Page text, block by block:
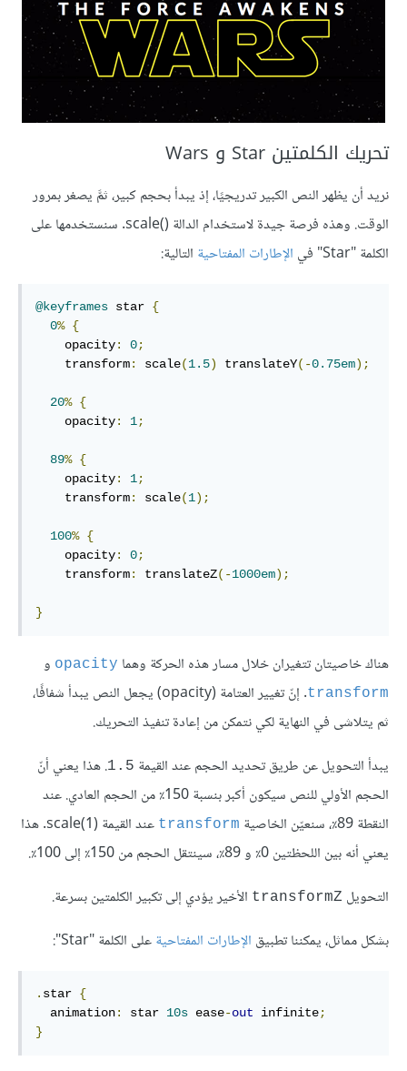
تحريك الكلمتين Star و Wars
نريد أن يظهر النص الكبير تدريجيًا، إذ يبدأ بحجم كبير، ثمَّ يصغر بمرور
الوقت. وهذه فرصة جيدة لاستخدام الدالة scale()
. سنستخدمها على
الكلمة "Star" في
الإطارات المفتاحية التالية:
@keyframes star {
0% {
    opacity
: 0;
    transform
: scale(1.5) translateY(-0.75em);
20% {
    opacity
: 1;
89% {
    opacity
: 1;
    transform
: scale(1);
100% {
    opacity
: 0;
    transform
: translateZ(-1000em);
}
هناك خاصيتان تتغيران خلال مسار هذه الحركة وهما opacity و
transform
. إنّ تغيير العتامة (opacity) يجعل النص يبدأ شفافًا،
ثم يتلاشى في النهاية لكي نتمكن من إعادة تنفيذ التحريك.
يبدأ التحويل عن طريق تحديد الحجم عند القيمة 1.5. هذا يعني أنّ
الحجم الأولي للنص سيكون أكبر بنسبة 150٪ من الحجم العادي. عند
النقطة 89٪، سنعيّن الخاصية
transform عند القيمة scale(1)
. هذا
يعني أنه بين اللحظتين 0٪ و 89٪، سينتقل الحجم من 150٪ إلى 100٪.
التحويل transformZ الأخير يؤدي إلى تكبير الكلمتين بسرعة.
بشكل مماثل، يمكننا تطبيق الإطارات المفتاحيةعلى الكلمة "Star":
. star {
  animation
: star 10s ease-out infinite;
}